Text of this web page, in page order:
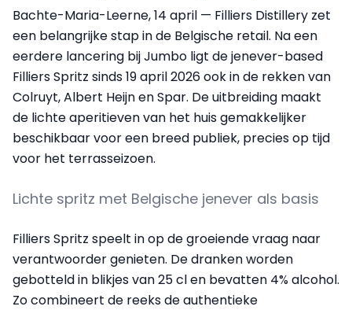
Bachte-Maria-Leerne, 14 april — Filliers Distillery zet
een belangrijke stap in de Belgische retail. Na een
eerdere lancering bij Jumbo ligt de jenever-based
Filliers Spritz sinds 19 april 2026 ook in de rekken van
Colruyt, Albert Heijn en Spar. De uitbreiding maakt
de lichte aperitieven van het huis gemakkelijker
beschikbaar voor een breed publiek, precies op tijd
voor het terrasseizoen.
Lichte spritz met Belgische jenever als basis
Filliers Spritz speelt in op de groeiende vraag naar
verantwoorder genieten. De dranken worden
gebotteld in blikjes van 25 cl en bevatten 4% alcohol.
Zo combineert de reeks de authentieke